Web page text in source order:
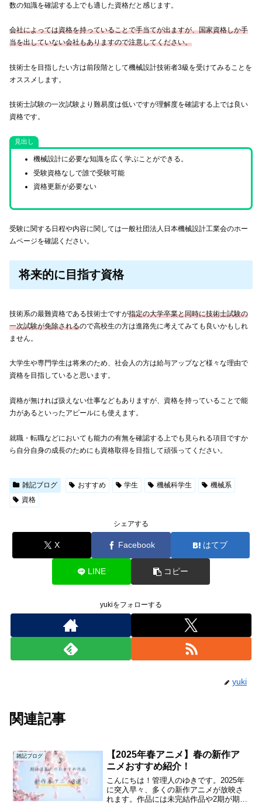
数の知識を確認する上でも適した資格だと感じます。
会社によっては資格を持っていることで手当てが出ますが、国家資格しか手
当を出していない会社もありますので注意してください。
技術士を目指したい方は前段階として機械設計技術者3級を受けてみることを
オススメします。
技術士試験の一次試験より難易度は低いですが理解度を確認する上では良い
資格です。
見出し
機械設計に必要な知識を広く学ぶことができる。
受験資格なしで誰で受験可能
資格更新が必要ない
受験に関する日程や内容に関しては一般社団法人日本機械設計工業会のホー
ムページを確認ください。
将来的に目指す資格
技術系の最難資格である技術士ですが指定の大学卒業と同時に技術士試験の
一次試験が免除されるので高校生の方は進路先に考えてみても良いかもしれ
ません。
大学生や専門学生は将来のため、社会人の方は給与アップなど様々な理由で
資格を目指していると思います。
資格が無ければ扱えない仕事などもありますが、資格を持っていることで能
力があるといったアピールにも使えます。
就職・転職などにおいても能力の有無を確認する上でも見られる項目ですか
ら自分自身の成長のためにも資格取得を目指して頑張ってください。
雑記ブログ おすすめ 学生 機械科学生
機械系
資格
シェアする
X Facebook はてブ
LINE コピー
yukiをフォローする
yuki
関連記事
雑記ブログ
【2025年春アニメ】春の新作ア
ニメおすすめ紹介！
こんにちは！管理人のゆきです。2025年
に突入早々、多くの新作アニメが放映さ
れます。作品には未完結作品や2期が期待